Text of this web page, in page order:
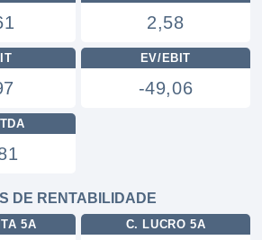
2,58
EV/EBIT
-49,06
DE RENTABILIDADE
5A C. LUCRO 5A